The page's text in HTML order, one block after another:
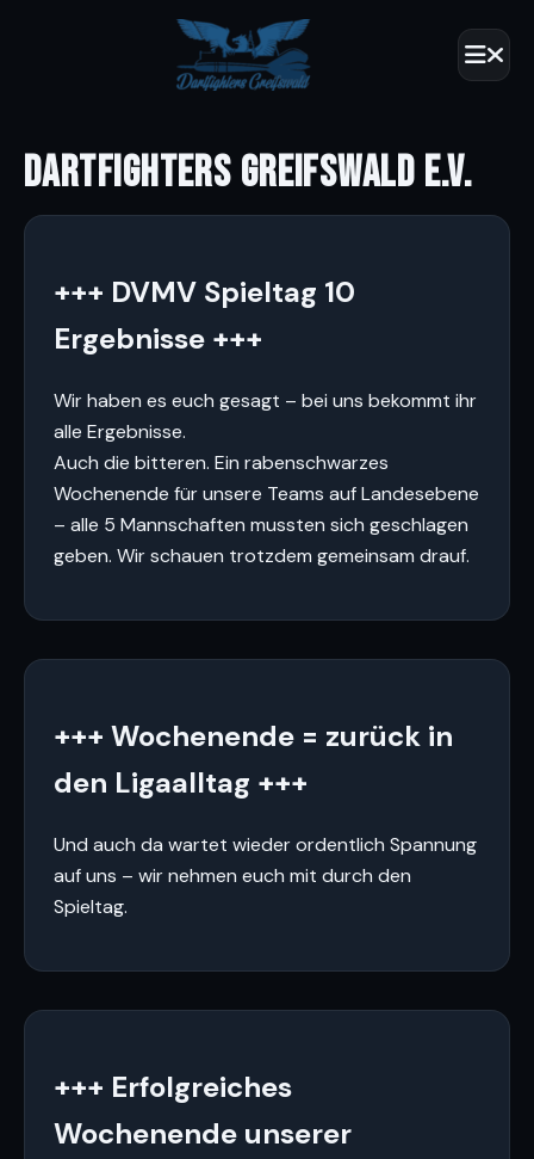
DARTFIGHTERS GREIFSWALD E.V.
+++ DVMV Spieltag 10
Ergebnisse +++
Wir haben es euch gesagt – bei uns bekommt ihr
alle Ergebnisse.
Auch die bitteren. Ein rabenschwarzes
Wochenende für unsere Teams auf Landesebene
– alle 5 Mannschaften mussten sich geschlagen
geben. Wir schauen trotzdem gemeinsam drauf.
+++ Wochenende = zurück in
den Ligaalltag +++
Und auch da wartet wieder ordentlich Spannung
auf uns – wir nehmen euch mit durch den
Spieltag.
+++ Erfolgreiches
Wochenende unserer